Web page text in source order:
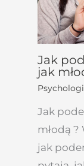
Jak
jak
Jak
młodą
jak